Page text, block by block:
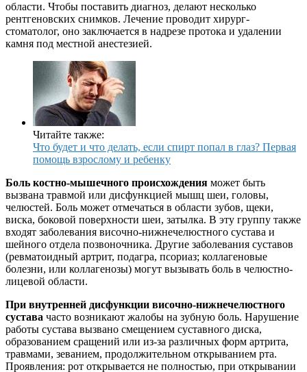
области. Чтобы поставить диагноз, делают несколько
рентгеновских снимков. Лечение проводит хирург-
стоматолог, оно заключается в надрезе протока и удалении
камня под местной анестезией.
Читайте также:
Что будет и что делать, если спирт попал в глаз? Первая
помощь взрослому и ребенку
Боль костно-мышечного происхождения может быть
вызвана травмой или дисфункцией мышц шеи, головы,
челюстей. Боль может отмечаться в области зубов, щеки,
виска, боковой поверхности шеи, затылка. В эту группу также
входят заболевания височно-нижнечелюстного сустава и
шейного отдела позвоночника. Другие заболевания суставов
(ревматоидный артрит, подагра, псориаз; коллагеновые
болезни, или коллагенозы) могут вызывать боль в челюстно-
лицевой области.
При внутренней дисфункции височно-нижнечелюстного
сустава часто возникают жалобы на зубную боль. Нарушение
работы сустава вызвано смещением суставного диска,
образованием сращений или из-за различных форм артрита,
травмами, зеванием, продолжительном открыванием рта.
Проявления: рот открывается не полностью, при открывании